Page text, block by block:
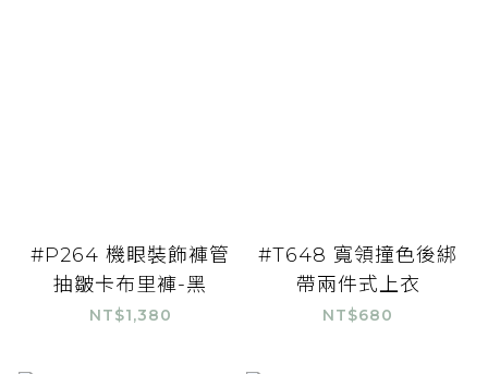
#P264 機眼裝飾褲管
抽皺卡布里褲-黑
NT$1,380
#T648 寬領撞色後綁
帶兩件式上衣
NT$680